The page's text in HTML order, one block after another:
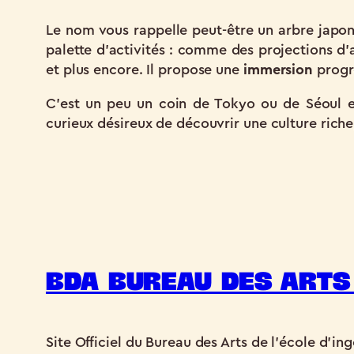
Le nom vous rappelle peut-être un arbre
palette d’activités : comme des projections
et plus encore. Il propose une immersion
C’est un peu un coin de Tokyo ou de Séoul
curieux désireux de découvrir une culture
BDA Bureau des Arts
Site Officiel du Bureau des Arts de l'école